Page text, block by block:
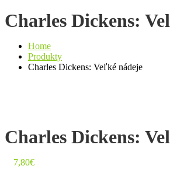
Charles Dickens:
Home
Produkty
Charles Dickens: Veľké nádeje
Charles Dickens:
7,80€